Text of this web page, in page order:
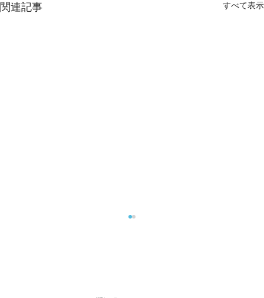
関連記事 すべて表示